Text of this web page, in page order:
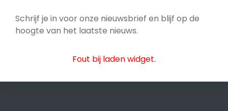
Schrijf je in voor onze nieuwsbrief en blijf op de
hoogte van het laatste nieuws.
Fout bij laden widget.